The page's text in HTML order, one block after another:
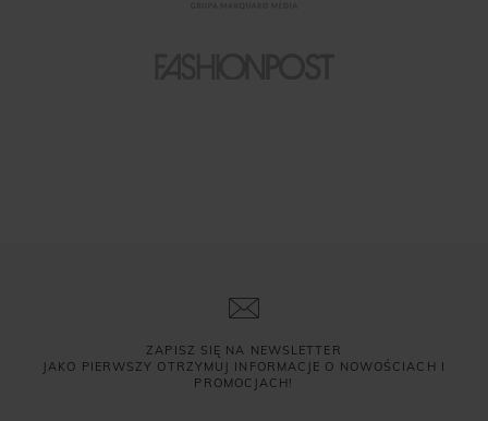
ZAPISZ SIĘ NA NEWSLETTER
JAKO PIERWSZY OTRZYMUJ INFORMACJE O NOWOŚCIACH I
PROMOCJACH!